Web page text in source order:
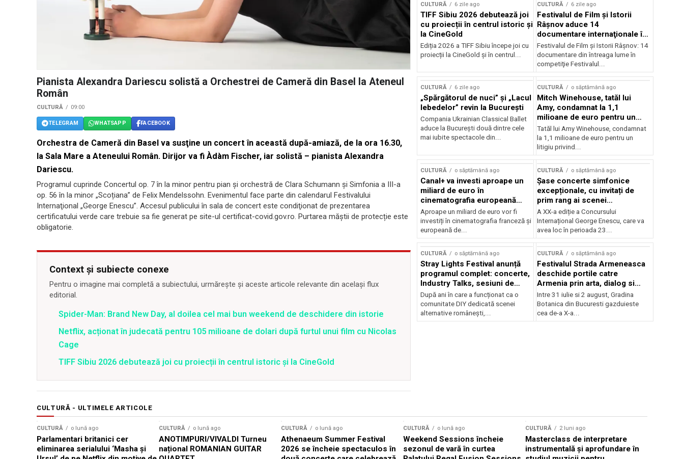
Pianista Alexandra Dariescu solistă a Orchestrei de Cameră din Basel la Ateneul
Român
CULTURĂ 09:00
TELEGRAM WHATSAPP FACEBOOK
Orchestra de Cameră din Basel va susţine un concert în această după-amiază, de la ora 16.30,
la Sala Mare a Ateneului Român. Dirijor va fi Àdàm Fischer, iar solistă – pianista Alexandra
Dariescu.
Programul cuprinde Concertul op. 7 în la minor pentru pian și orchestră de Clara Schumann şi Simfonia a III-a
op. 56 în la minor „Scoțiana” de Felix Mendelssohn. Evenimentul face parte din calendarul Festivalului
Internaţional „George Enescu”. Accesul publicului în sala de concert este condiţionat de prezentarea
certificatului verde care trebuie sa fie generat pe site-ul certificat-covid.gov.ro. Purtarea măştii de protecție este
obligatorie.
Context și subiecte conexe
Pentru o imagine mai completă a subiectului, urmărește și aceste articole relevante din același flux
editorial.
Spider-Man: Brand New Day, al doilea cel mai bun weekend de deschidere din istorie
Netflix, acționat în judecată pentru 105 milioane de dolari după furtul unui film cu Nicolas
Cage
TIFF Sibiu 2026 debutează joi cu proiecții în centrul istoric și la CineGold
CULTURĂ 6 zile ago
TIFF Sibiu 2026 debutează joi
cu proiecții în centrul istoric și
la CineGold
Ediția 2026 a TIFF Sibiu începe joi cu
proiecții la CineGold și în centrul...
CULTURĂ 6 zile ago
Festivalul de Film şi Istorii
Râşnov aduce 14
documentare internaţionale în
premieră
Festivalul de Film şi Istorii Râşnov: 14
documentare din întreaga lume în
competiţie Festivalul...
CULTURĂ 6 zile ago
„Spărgătorul de nuci” și „Lacul
lebedelor” revin la București
Compania Ukrainian Classical Ballet
aduce la București două dintre cele
mai iubite spectacole din...
CULTURĂ o săptămână ago
Mitch Winehouse, tatăl lui
Amy, condamnat la 1,1
milioane de euro pentru un
litigiu pierdut
Tatăl lui Amy Winehouse, condamnat
la 1,1 milioane de euro pentru un
litigiu privind...
CULTURĂ o săptămână ago
Canal+ va investi aproape un
miliard de euro în
cinematografia europeană
până în 2032
Aproape un miliard de euro vor fi
investiți în cinematografia franceză și
europeană de...
CULTURĂ o săptămână ago
Șase concerte simfonice
excepționale, cu invitați de
prim rang ai scenei
internaționale și ansambluri
orchestrale românești de
prestigiu, în programul
Concursului Enescu 2026
A XX-a ediție a Concursului
Internațional George Enescu, care va
avea loc în perioada 23...
CULTURĂ o săptămână ago
Stray Lights Festival anunță
programul complet: concerte,
Industry Talks, sesiuni de
audiție și noi opțiuni de
participare pentru public
După ani în care a funcționat ca o
comunitate DIY dedicată scenei
alternative românești,...
CULTURĂ o săptămână ago
Festivalul Strada Armeneasca
deschide portile catre
Armenia prin arta, dialog si
patrimoniu, intre 31 iulie si 2
august, la Gradina Botanica din
Bucuresti
Intre 31 iulie si 2 august, Gradina
Botanica din Bucuresti gazduieste
cea de-a X-a...
CULTURĂ - ULTIMELE ARTICOLE
CULTURĂ o lună ago
Parlamentari britanici cer
eliminarea serialului ‘Masha și
CULTURĂ o lună ago
ANOTIMPURI/VIVALDI Turneu
național ROMANIAN GUITAR
CULTURĂ o lună ago
Athenaeum Summer Festival
2026 se încheie spectaculos în
CULTURĂ o lună ago
Weekend Sessions încheie
sezonul de vară în curtea
CULTURĂ 2 luni ago
Masterclass de interpretare
instrumentală și aprofundare în